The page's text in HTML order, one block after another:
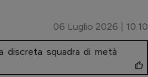
06 Luglio 2026 | 10.10
discreta squadra di metà